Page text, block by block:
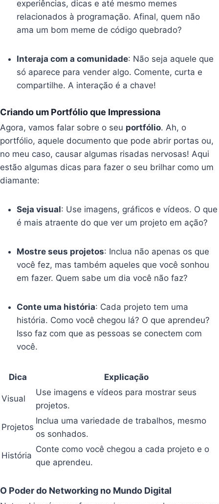
experiências, dicas e até mesmo memes
relacionados à programação. Afinal, quem não
ama um bom meme de código quebrado?
Interaja com a comunidade: Não seja aquele que
só aparece para vender algo. Comente, curta e
compartilhe. A interação é a chave!
Criando um Portfólio que Impressiona
Agora, vamos falar sobre o seu portfólio. Ah, o
portfólio, aquele documento que pode abrir portas ou,
no meu caso, causar algumas risadas nervosas! Aqui
estão algumas dicas para fazer o seu brilhar como um
diamante:
Seja visual: Use imagens, gráficos e vídeos. O que
é mais atraente do que ver um projeto em ação?
Mostre seus projetos: Inclua não apenas os que
você fez, mas também aqueles que você sonhou
em fazer. Quem sabe um dia você não faz?
Conte uma história: Cada projeto tem uma
história. Como você chegou lá? O que aprendeu?
Isso faz com que as pessoas se conectem com
você.
Dica Explicação
Visual
Use imagens e vídeos para mostrar seus
projetos.
Projetos
Inclua uma variedade de trabalhos, mesmo
os sonhados.
História
Conte como você chegou a cada projeto e o
que aprendeu.
O Poder do Networking no Mundo Digital